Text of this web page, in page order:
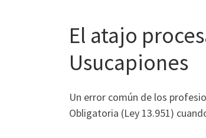
El atajo
Usucapiones
Un error común de los
Obligatoria (Ley 13.951)